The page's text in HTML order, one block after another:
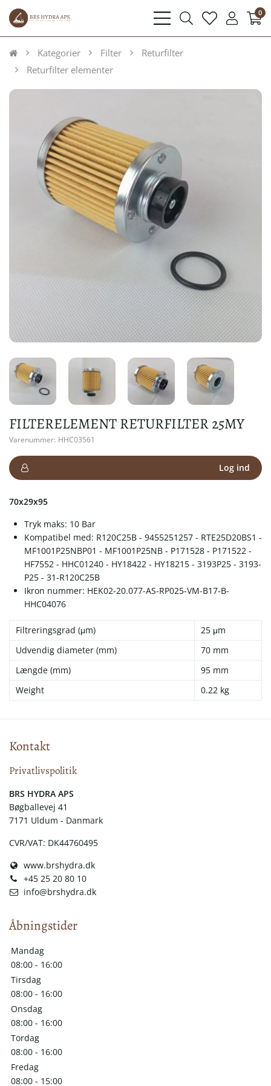
bars
searchheart user 0
Kategorier Filter
Returfilter
Returfilter elementer
FILTERELEMENT RETURFILTER 25MY
Varenummer: HHC03561
Log ind
70x29x95
Tryk maks: 10 Bar
Kompatibel med: R120C25B - 9455251257 - RTE25D20BS1 -
MF1001P25NBP01 - MF1001P25NB - P171528 - P171522 -
HF7552 - HHC01240 - HY18422 - HY18215 - 3193P25 - 3193-
P25 - 31-R120C25B
Ikron nummer: HEK02-20.077-AS-RP025-VM-B17-B-
HHC04076
Filtreringsgrad (μm)
25 μm
Udvendig diameter (mm)
70 mm
Længde (mm)
95 mm
Weight
0.22 kg
Kontakt
Privatlivspolitik
​​BRS HYDRA APS
Bøgballevej 41
7171 Uldum - Danmark
CVR/VAT: DK44760495
www.brshydra.dk
+45 25 20 80 10
info@brshydra.dk
Åbningstider
Mandag
08:00 - 16:00
Tirsdag
08:00 - 16:00
Onsdag
08:00 - 16:00
Tordag
08:00 - 16:00
Fredag
08:00 - 15:00